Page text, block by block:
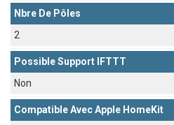
Nbre De Pôles
2
Possible Support IFTTT
Non
Compatible Avec Apple HomeKit